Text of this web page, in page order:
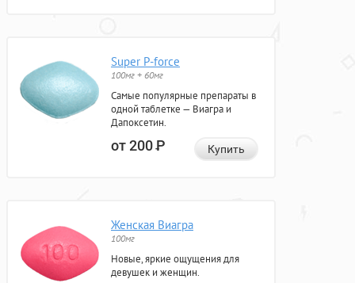
Super P-force
100мг + 60мг
Самые популярные препараты в
одной таблетке — Виагра и
Дапоксетин.
от 200Р Купить
Женская Виагра
100мг
Новые, яркие ощущения для
девушек и женщин.